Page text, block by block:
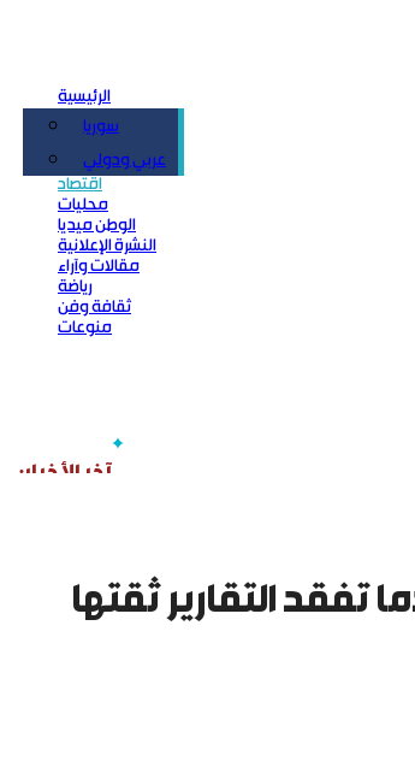
الرئيسية
سوريا
عربي ودولي
اقتصاد
محليات
الوطن ميديا
النشرة الإعلانية
مقالات وآراء
رياضة
ثقافة وفن
منوعات
تفقد التقارير ثقتها